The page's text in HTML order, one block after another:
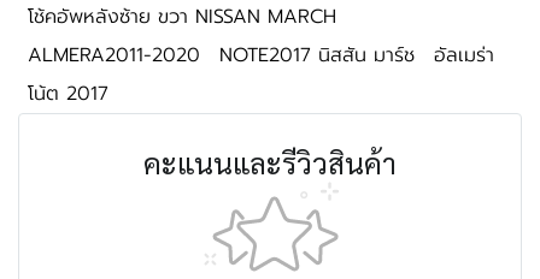
โช้คอัพหลังซ้าย ขวา NISSAN MARCH
ALMERA2011-2020
NOTE2017 นิสสัน มาร์ช
อัลเมร่า
โน้ต 2017
คะแนนและรีวิวสินค้า